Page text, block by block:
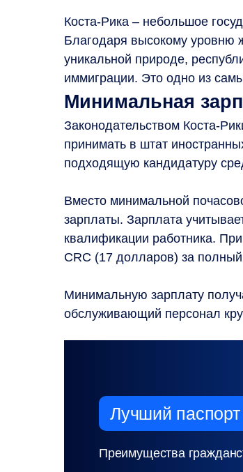
Коста-Рика – небольшое
Благодаря высокому уровню
уникальной природе,
иммиграции. Это одно из
Минимальная
Законодательством Коста-
принимать в штат
подходящую кандидатуру
Вместо минимальной
зарплаты. Зарплата
квалификации работника.
CRC (17 долларов) за
Минимальную зарплату
обслуживающий персонал
Лучший паспорт
Преимущества